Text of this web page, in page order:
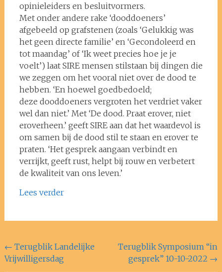
opinieleiders en besluitvormers.
Met onder andere rake ‘dooddoeners’
afgebeeld op grafstenen (zoals ‘Gelukkig was
het geen directe familie’ en ‘Gecondoleerd en
tot maandag’ of ‘Ik weet precies hoe je je
voelt’) laat SIRE mensen stilstaan bij dingen die
we zeggen om het vooral niet over de dood te
hebben. ‘En hoewel goedbedoeld;
deze dooddoeners vergroten het verdriet vaker
wel dan niet.’ Met ‘De dood. Praat erover, niet
eroverheen.’ geeft SIRE aan dat het waardevol is
om samen bij de dood stil te staan en erover te
praten. ‘Het gesprek aangaan verbindt en
verrijkt, geeft rust, helpt bij rouw en verbetert
de kwaliteit van ons leven.’
Lees verder
Bericht
navigatie
← Terugblik Landelijke
Vrijwilligersdag
Terugblik Symposium “in
gesprek” 10-10-2022 →